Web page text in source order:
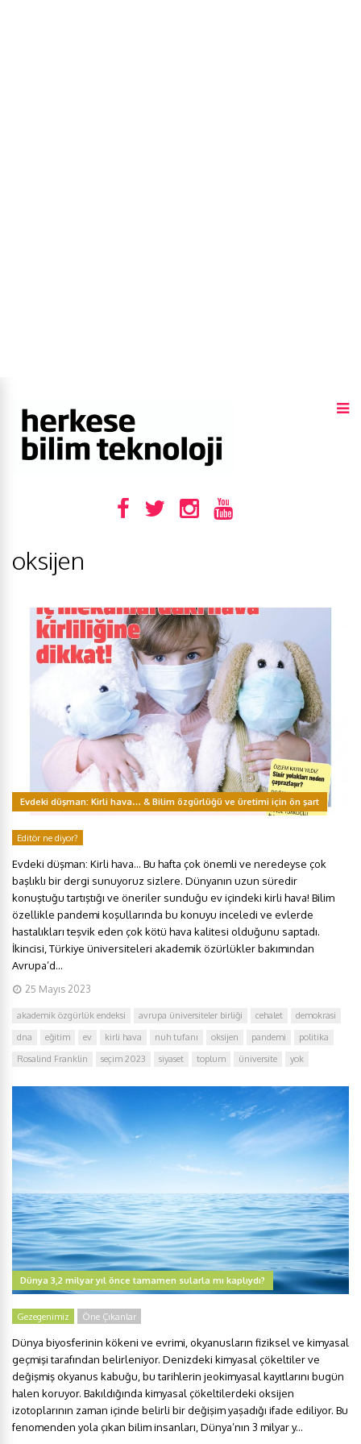
oksijen
Evdeki düşman: Kirli hava… & Bilim özgürlüğü ve üretimi için ön şart
Editör ne diyor?
Evdeki düşman: Kirli hava… Bu hafta çok önemli ve neredeyse çok
başlıklı bir dergi sunuyoruz sizlere. Dünyanın uzun süredir
konuştuğu tartıştığı ve öneriler sunduğu ev içindeki kirli hava! Bilim
özellikle pandemi koşullarında bu konuyu inceledi ve evlerde
hastalıkları teşvik eden çok kötü hava kalitesi olduğunu saptadı.
İkincisi, Türkiye üniversiteleri akademik özürlükler bakımından
Avrupa’d...
25 Mayıs 2023
akademik özgürlük endeksi avrupa üniversiteler birliği cehalet
demokrasi
dna
eğitim ev kirli hava nuh tufanı oksijen pandemi
politika
Rosalind Franklin
seçim 2023 siyaset toplum üniversite yok
Dünya 3,2 milyar yıl önce tamamen sularla mı kaplıydı?
Gezegenimiz Öne Çıkanlar
Dünya biyosferinin kökeni ve evrimi, okyanusların fiziksel ve kimyasal
geçmişi tarafından belirleniyor. Denizdeki kimyasal çökeltiler ve
değişmiş okyanus kabuğu, bu tarihlerin jeokimyasal kayıtlarını bugün
halen koruyor. Bakıldığında kimyasal çökeltilerdeki oksijen
izotoplarının zaman içinde belirli bir değişim yaşadığı ifade ediliyor. Bu
fenomenden yola çıkan bilim insanları, Dünya’nın 3 milyar y...